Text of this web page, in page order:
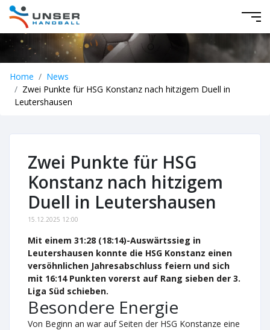
Home
News
Zwei Punkte für HSG Konstanz nach hitzigem Duell in
Leutershausen
Zwei Punkte für HSG
Konstanz nach hitzigem
Duell in Leutershausen
15.12.2025 12:00
Mit einem 31:28 (18:14)-Auswärtssieg in
Leutershausen konnte die HSG Konstanz einen
versöhnlichen Jahresabschluss feiern und sich
mit 16:14 Punkten vorerst auf Rang sieben der 3.
Liga Süd schieben.
Besondere Energie
Von Beginn an war auf Seiten der HSG Konstanze eine